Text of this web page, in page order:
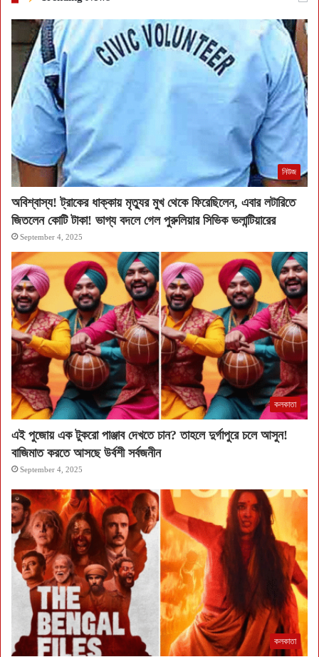
নিউজ
অবিশ্বাস্য! ট্রাকের ধাক্কায় মৃত্যুর মুখ থেকে ফিরেছিলেন, এবার লটারিতে
জিতলেন কোটি টাকা! ভাগ্য বদলে গেল পুরুলিয়ার সিভিক ভলান্টিয়ারের
September 4, 2025
কলকাতা
এই পুজোয় এক টুকরো পাঞ্জাব দেখতে চান? তাহলে দুর্গাপুরে চলে আসুন!
বাজিমাত করতে আসছে উর্বশী সর্বজনীন
September 4, 2025
কলকাতা